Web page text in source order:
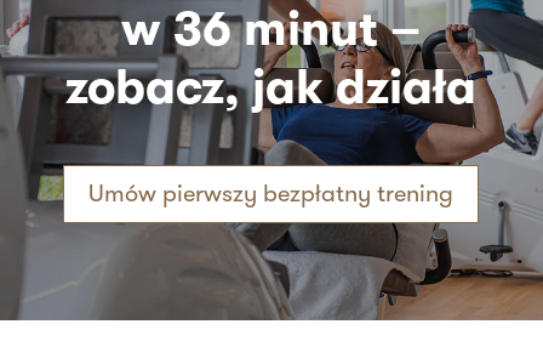
w 36 minut –
zobacz, jak działa
Umów pierwszy bezpłatny trening